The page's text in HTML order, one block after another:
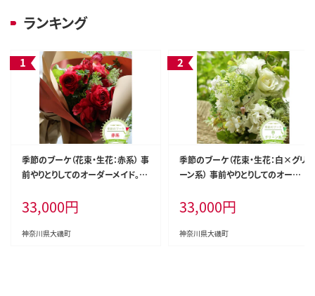
ランキング
季節のブーケ（花束・生花：赤系） 事
前やりとりしてのオーダーメイド。旬
物等を合わせてご用意いたします。【
花束 ブーケ 神奈川県 大磯町 】
33,000円
神奈川県大磯町
季節のブーケ（花束・生花：白×グリ
ーン系） 事前やりとりしてのオーダ
ン、実物や枝物等を合わせてご用意
いたします。【 花束 ブーケ 神奈川県
大磯町 】
33,000円
神奈川県大磯町